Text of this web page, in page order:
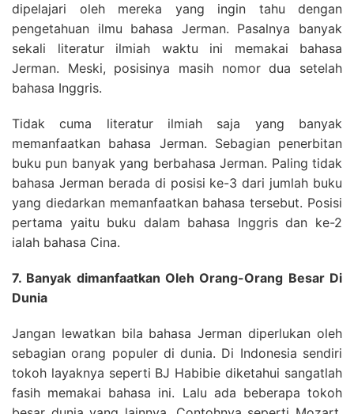
dipelajari oleh mereka yang ingin tahu dengan
pengetahuan ilmu bahasa Jerman. Pasalnya banyak
sekali literatur ilmiah waktu ini memakai bahasa
Jerman. Meski, posisinya masih nomor dua setelah
bahasa Inggris.
Tidak cuma literatur ilmiah saja yang banyak
memanfaatkan bahasa Jerman. Sebagian penerbitan
buku pun banyak yang berbahasa Jerman. Paling tidak
bahasa Jerman berada di posisi ke-3 dari jumlah buku
yang diedarkan memanfaatkan bahasa tersebut. Posisi
pertama yaitu buku dalam bahasa Inggris dan ke-2
ialah bahasa Cina.
7. Banyak dimanfaatkan Oleh Orang-Orang Besar Di
Dunia
Jangan lewatkan bila bahasa Jerman diperlukan oleh
sebagian orang populer di dunia. Di Indonesia sendiri
tokoh layaknya seperti BJ Habibie diketahui sangatlah
fasih memakai bahasa ini. Lalu ada beberapa tokoh